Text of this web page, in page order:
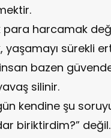
para harcamak
yaşamayı sürekli
bazen
silinir.
kendine şu
biriktirdim?”